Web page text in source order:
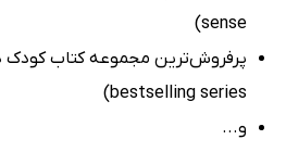
sense)
bestselling series)
و...